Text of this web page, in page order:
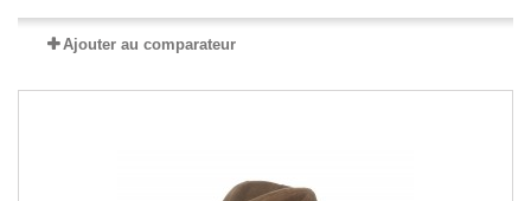
Ajouter au comparateur